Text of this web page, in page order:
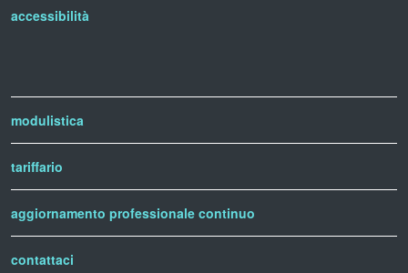
accessibilità
modulistica
tariffario
aggiornamento professionale continuo
contattaci